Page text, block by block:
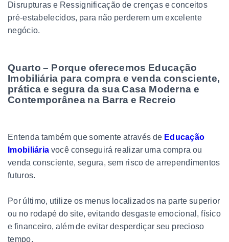
Disrupturas e Ressignificação de crenças e conceitos
pré-estabelecidos, para não perderem um excelente
negócio.
Quarto – Porque oferecemos Educação
Imobiliária para compra e venda consciente,
prática e segura da sua Casa Moderna e
Contemporânea na Barra e Recreio
Entenda também que somente através de Educação
Imobiliária você conseguirá realizar uma compra ou
venda consciente, segura, sem risco de arrependimentos
futuros.
Por último, utilize os menus localizados na parte superior
ou no rodapé do site, evitando desgaste emocional, físico
e financeiro, além de evitar desperdiçar seu precioso
tempo.